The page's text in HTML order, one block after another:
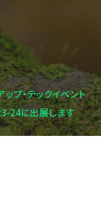
プ・テックイベント
24に出展します